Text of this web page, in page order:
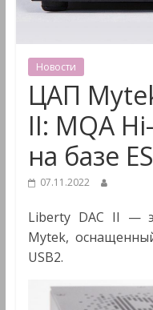
Новости
ЦАП
II: MQA
на базе
07.11.2022
Liberty DAC II —
Mytek,
USB2.